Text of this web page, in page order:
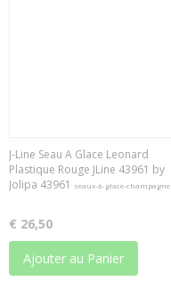
J-Line Seau A Glace Leonard
Plastique Rouge JLine 43961 by
Jolipa 43961
seaux-à-glace-champagne
€ 26,50
Ajouter au Panier